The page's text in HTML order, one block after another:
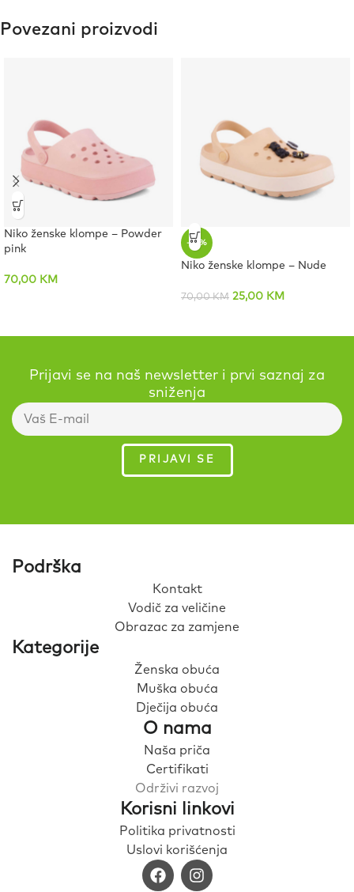
Povezani proizvodi
Niko ženske klompe – Powder
pink
70,00 KM
-64%
Niko ženske klompe – Nude
70,00KM 25,00 KM
Prijavi se na naš newsletter i prvi saznaj za
sniženja
Podrška
Kontakt
Vodič za veličine
Obrazac za zamjene
Kategorije
Ženska obuća
Muška obuća
Dječija obuća
O nama
Naša priča
Certifikati
Održivi razvoj
Korisni linkovi
Politika privatnosti
Uslovi korišćenja